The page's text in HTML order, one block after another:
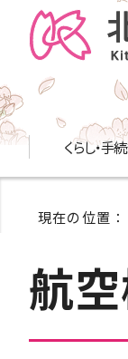
くらし・手
現在の位置：
航